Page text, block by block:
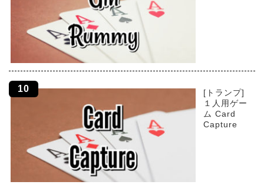
[トランプ]
１人用ゲー
ム Card
Capture